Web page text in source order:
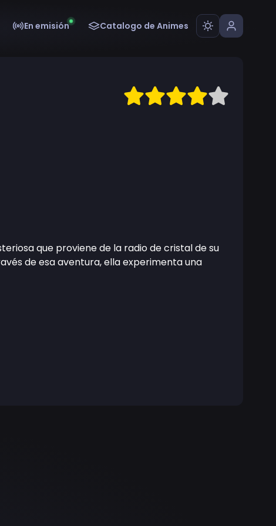
En emisión Catalogo de Animes
que proviene de la radio de cristal de su
de esa aventura, ella experimenta una